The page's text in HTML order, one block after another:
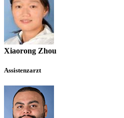
Xiaorong Zhou
Assistenzarzt